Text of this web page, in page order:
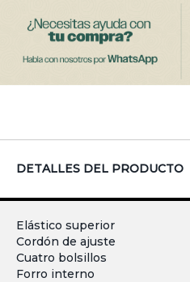
DETALLES DEL PRODUCTO
Elástico superior
Cordón de ajuste
Cuatro bolsillos
Forro interno